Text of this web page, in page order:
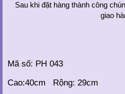
Sau khi đặt hàng thành công
giao
Mã số: PH 043
Cao:40cm Rộng: 29cm